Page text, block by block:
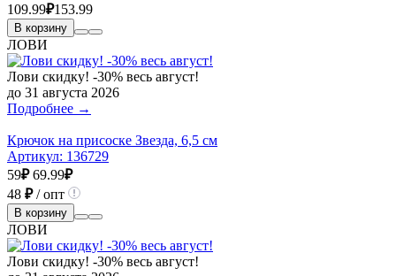
109.99₽153.99
В корзину
ЛОВИ
Лови скидку! -30% весь август!
до 31 августа 2026
Подробнее →
Крючок на присоске Звезда, 6,5 см
Артикул: 136729
59₽ 69.99₽
48 ₽/ опт
В корзину
ЛОВИ
Лови скидку! -30% весь август!